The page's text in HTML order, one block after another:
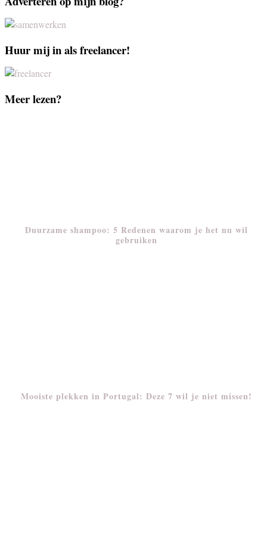
Huur mij in als freelancer!
Meer lezen?
Duurzame shampoo: 5 Redenen waarom je het nu wil
gebruiken
Mooiste plekken in Portugal: Deze 7 wil je niet missen!